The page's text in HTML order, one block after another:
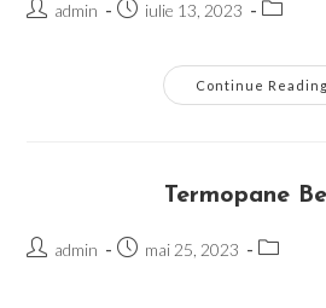
Postadmin
Postiulie 13, 2023
Post
Continue Reading
Termopane
Postadmin
Postmai 25, 2023
Post